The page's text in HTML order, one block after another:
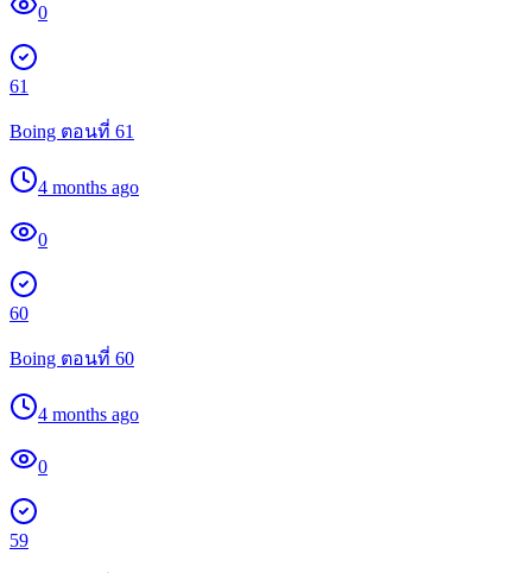
0
61
Boing ตอนที่ 61
4 months ago
0
60
Boing ตอนที่ 60
4 months ago
0
59